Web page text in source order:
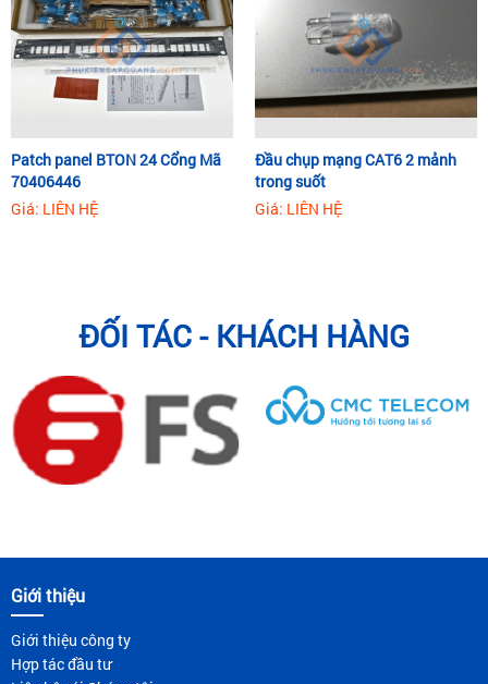
Patch panel BTON 24 Cổng Mã
70406446
Giá: LIÊN HỆ
Đầu chụp mạng CAT6 2 mảnh
trong suốt
Giá: LIÊN HỆ
ĐỐI TÁC - KHÁCH HÀNG
Giới thiệu
Giới thiệu công ty
Hợp tác đầu tư